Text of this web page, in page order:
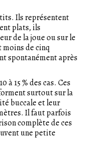
Ils représentent
plats, ils
de la joue ou sur le
de cinq
spontanément après
à 15 % des cas. Ces
surtout sur la
buccale et leur
Il faut parfois
complète de ces
une petite